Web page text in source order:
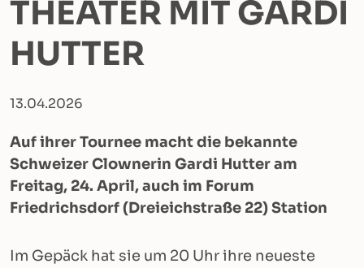
THEATER MIT GARDI
HUTTER
13.04.2026
Auf ihrer Tournee macht die bekannte
Schweizer Clownerin Gardi Hutter am
Freitag, 24. April, auch im Forum
Friedrichsdorf (Dreieichstraße 22) Station
Im Gepäck hat sie um 20 Uhr ihre neueste